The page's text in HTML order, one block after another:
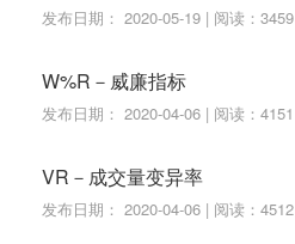
发布日期： 2020-05-19 | 阅读：3459
W%R－威廉指标
发布日期： 2020-04-06 | 阅读：4151
VR－成交量变异率
发布日期： 2020-04-06 | 阅读：4512